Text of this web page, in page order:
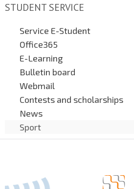
STUDENT SERVICE
Service E-Student
Office365
E-Learning
Bulletin board
Webmail
Contests and scholarships
News
Sport